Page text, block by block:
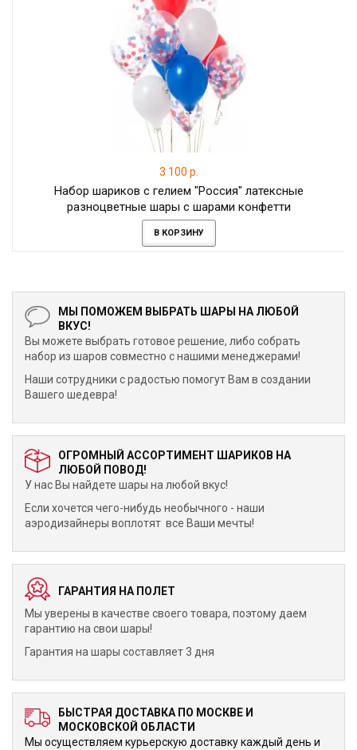
3 100 р.
Набор шариков с гелием "Россия" латексные
разноцветные шары с шарами конфетти
В КОРЗИНУ
МЫ ПОМОЖЕМ ВЫБРАТЬ ШАРЫ НА ЛЮБОЙ
ВКУС!
Вы можете выбрать готовое решение, либо собрать
набор из шаров совместно с нашими менеджерами!
Наши сотрудники с радостью помогут Вам в создании
Вашего шедевра!
ОГРОМНЫЙ АССОРТИМЕНТ ШАРИКОВ НА
ЛЮБОЙ ПОВОД!
У нас Вы найдете шары на любой вкус!
Если хочется чего-нибудь необычного - наши
аэродизайнеры воплотят все Ваши мечты!
ГАРАНТИЯ НА ПОЛЕТ
Мы уверены в качестве своего товара, поэтому даем
гарантию на свои шары!
Гарантия на шары составляет 3 дня
БЫСТРАЯ ДОСТАВКА ПО МОСКВЕ И
МОСКОВСКОЙ ОБЛАСТИ
Мы осуществляем курьерскую доставку каждый день и